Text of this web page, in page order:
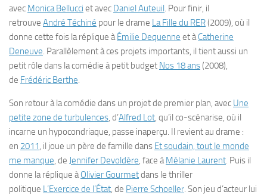
avec Monica Bellucci et avec Daniel Auteuil. Pour finir, il
retrouve André Téchiné pour le drame La Fille du RER(2009), où il
donne cette fois la réplique àÉmilie Dequenne et àCatherine
Deneuve. Parallèlement à ces projets importants, il tient aussi un
petit rôle dans la comédie à petit budget Nos 18 ans(2008),
de Frédéric Berthe.
Son retour à la comédie dans un projet de premier plan, avec Une
petite zone de turbulences, d’Alfred Lot, qu’il co-scénarise, où il
incarne un hypocondriaque, passe inaperçu. Il revient au drame :
en 2011, il joue un père de famille dans Et soudain, tout le monde
me manque, de Jennifer Devoldère, face àMélanie Laurent. Puis il
donne la réplique àOlivier Gourmetdans le thriller
politique L’Exercice de l’État, de Pierre Schoeller. Son jeu d’acteur lui